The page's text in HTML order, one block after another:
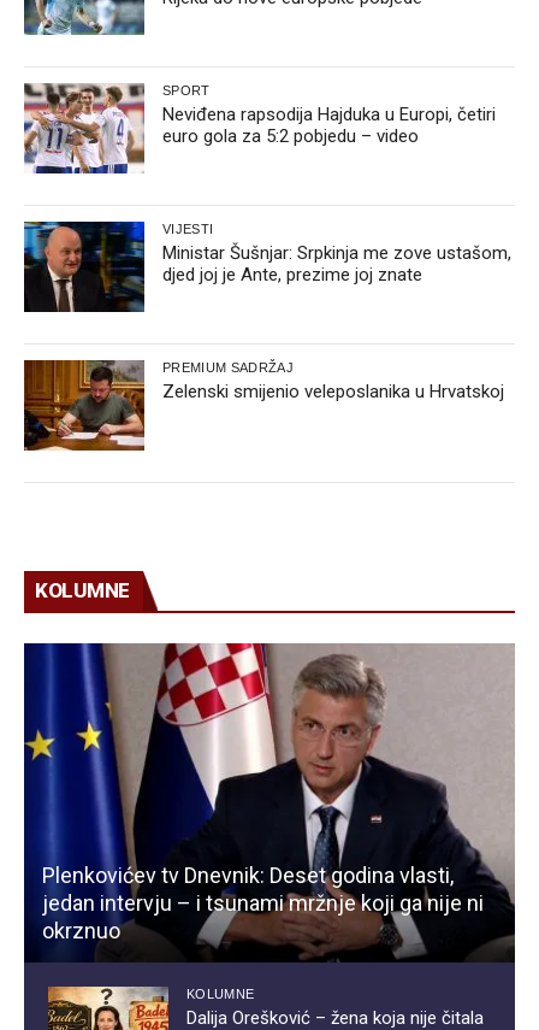
SPORT
Neviđena rapsodija Hajduka u Europi, četiri
euro gola za 5:2 pobjedu – video
VIJESTI
Ministar Šušnjar: Srpkinja me zove ustašom,
djed joj je Ante, prezime joj znate
PREMIUM SADRŽAJ
Zelenski smijenio veleposlanika u Hrvatskoj
KOLUMNE
Plenkovićev tv Dnevnik: Deset godina vlasti,
jedan intervju – i tsunami mržnje koji ga nije ni
okrznuo
KOLUMNE
Dalija Orešković – žena koja nije čitala